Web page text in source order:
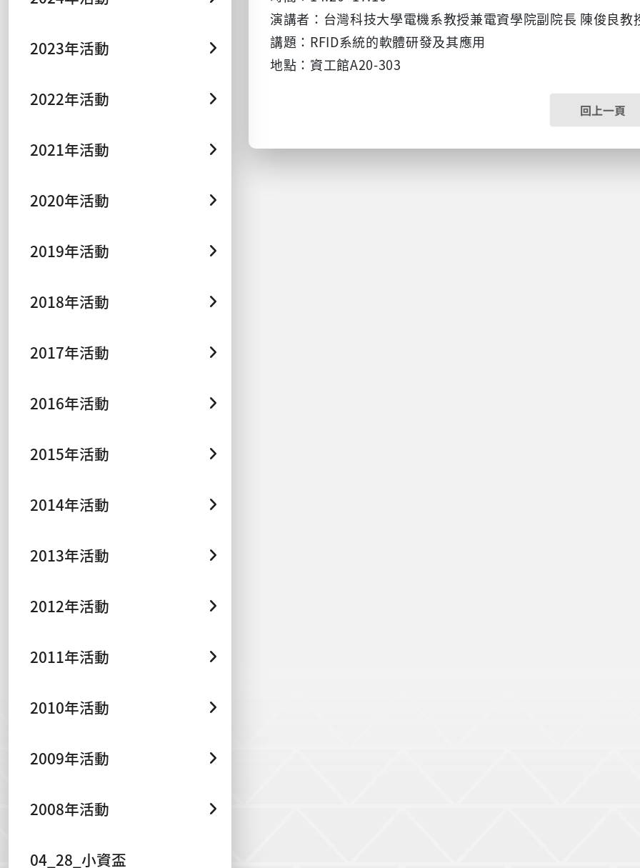
2023年活動
2022年活動
2021年活動
2020年活動
2019年活動
2018年活動
2017年活動
2016年活動
2015年活動
2014年活動
2013年活動
2012年活動
2011年活動
2010年活動
2009年活動
2008年活動
04_28_小資盃
演講者：台灣科技大學電機系教授兼電資學院副院長 陳俊良教
講題：RFID系統的軟體研發及其應用
地點：資工館A20-303
回上一頁